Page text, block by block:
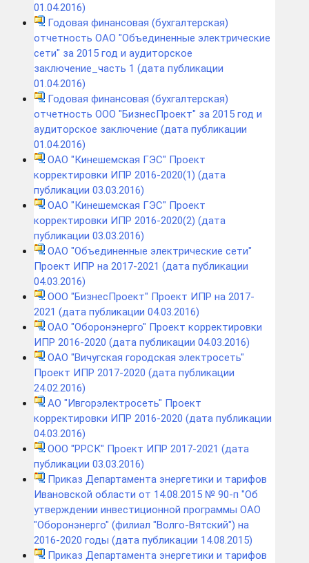
01.04.2016)
Годовая финансовая (бухгалтерская)
отчетность ОАО "Объединенные электрические
сети" за 2015 год и аудиторское
заключение_часть 1 (дата публикации
01.04.2016)
Годовая финансовая (бухгалтерская)
отчетность ООО "БизнесПроект" за 2015 год и
аудиторское заключение (дата публикации
01.04.2016)
ОАО "Кинешемская ГЭС" Проект
корректировки ИПР 2016-2020(1) (дата
публикации 03.03.2016)
ОАО "Кинешемская ГЭС" Проект
корректировки ИПР 2016-2020(2) (дата
публикации 03.03.2016)
ОАО "Объединенные электрические сети"
Проект ИПР на 2017-2021 (дата публикации
04.03.2016)
ООО "БизнесПроект" Проект ИПР на 2017-
2021 (дата публикации 04.03.2016)
ОАО "Оборонэнерго" Проект корректировки
ИПР 2016-2020 (дата публикации 04.03.2016)
ОАО "Вичугская городская электросеть"
Проект ИПР 2017-2020 (дата публикации
24.02.2016)
АО "Ивгорэлектросеть" Проект
корректировки ИПР 2016-2020 (дата публикации
04.03.2016)
ООО "РРСК" Проект ИПР 2017-2021 (дата
публикации 03.03.2016)
Приказ Департамента энергетики и тарифов
Ивановской области от 14.08.2015 № 90-п "Об
утверждении инвестиционной программы ОАО
"Оборонэнерго" (филиал "Волго-Вятский") на
2016-2020 годы (дата публикации 14.08.2015)
Приказ Департамента энергетики и тарифов